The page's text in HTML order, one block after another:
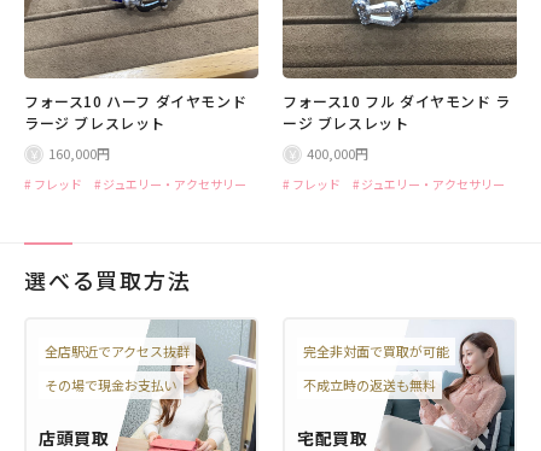
フォース10 ハーフ ダイヤモンド
ラージ ブレスレット
160,000円
フレッド ジュエリー・アクセサリー
フォース10 フル ダイヤモンド ラ
ージ ブレスレット
400,000円
フレッド ジュエリー・アクセサリー
選べる買取方法
店頭買取
全店駅近でアクセス抜群
その場で現金お支払い
宅配買取
完全非対面で買取が可能
不成立時の返送も無料